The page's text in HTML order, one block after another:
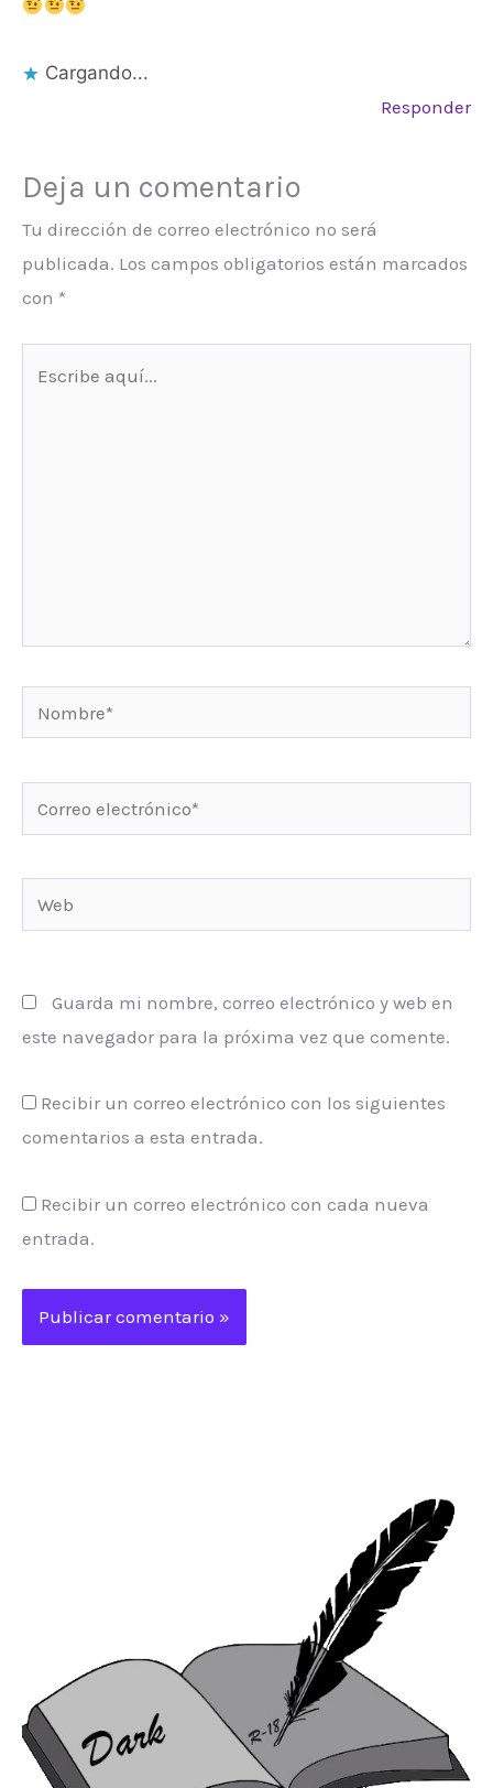
Cargando...
Responder
Deja un comentario
Tu dirección de correo electrónico no será
publicada. Los campos obligatorios están marcados
con *
electrónico*
Guarda mi nombre, correo electrónico y web en
este navegador para la próxima vez que comente.
Recibir un correo electrónico con los siguientes
comentarios a esta entrada.
Recibir un correo electrónico con cada nueva
entrada.